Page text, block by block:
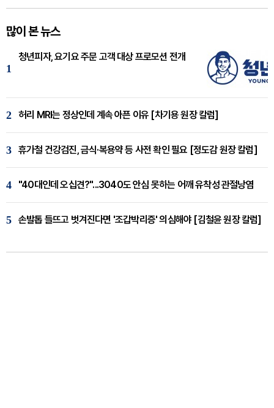
많이 본 뉴스
1
청년피자, 요기요 주문 고객 대상 프로모션 전개
2 허리 MRI는 정상인데 계속 아픈 이유 [차기용 원장 칼럼]
3 휴가철 건강검진, 금식·복용약 등 사전 확인 필요 [정도감 원장 칼럼]
4 "40대인데 오십견?"...3040도 안심 못하는 어깨 유착성 관절낭염
5 손발톱 들뜨고 벗겨진다면 '조갑박리증' 의심해야 [김철윤 원장 칼럼]